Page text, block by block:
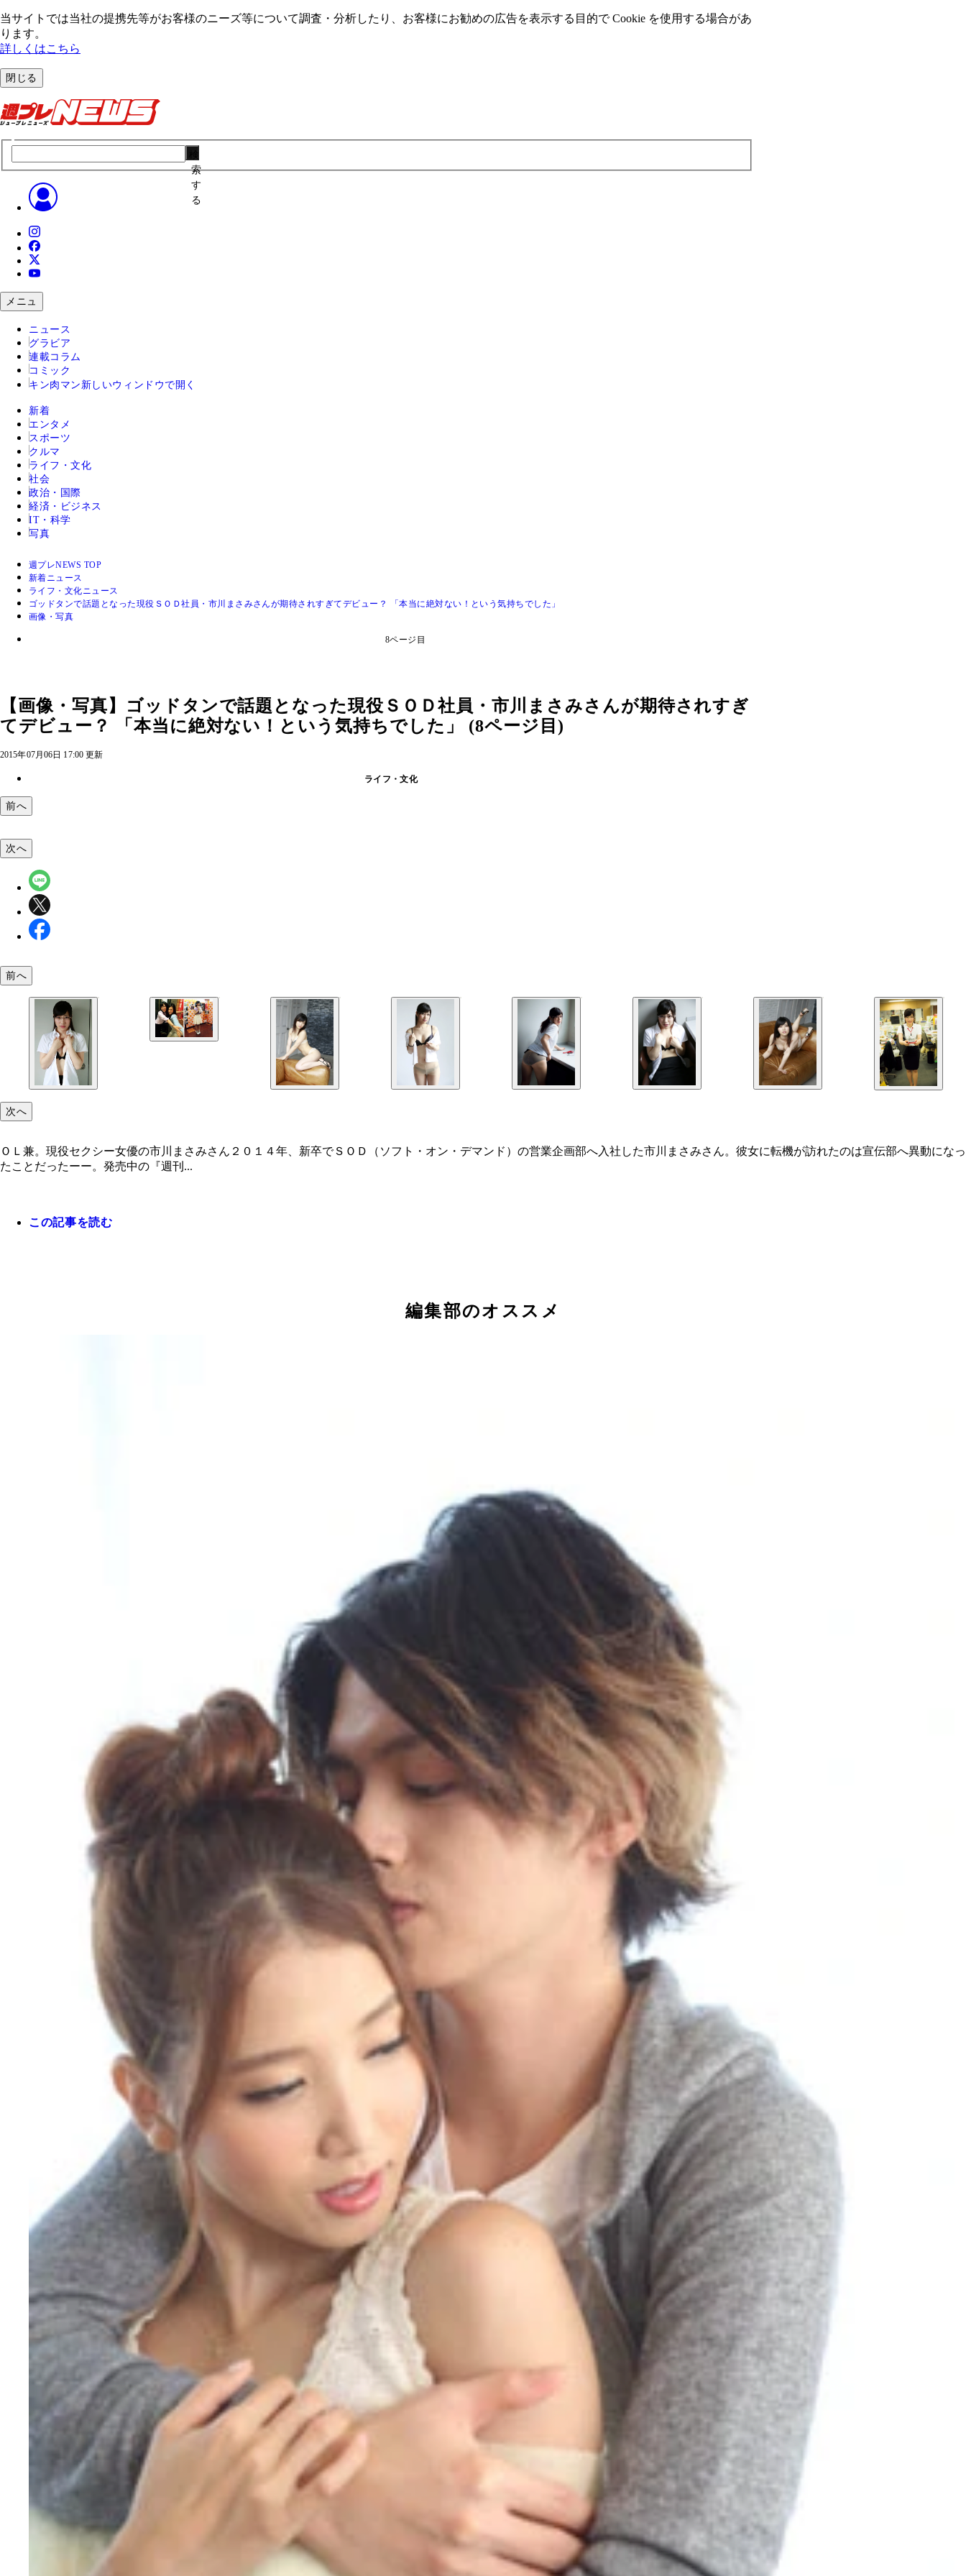
当サイトでは当社の提携先等がお客様のニーズ等について調査・分析したり、お客様にお勧めの広告を表⽰する⽬的で Cookie を使⽤する場合があ
ります。
詳しくはこちら
閉じる
索
す
る
メニュ
ニュース
グラビア
連載コラム
コミック
キン肉マン 新しいウィンドウで開く
新着
エンタメ
スポーツ
クルマ
ライフ・文化
社会
政治・国際
経済・ビジネス
IT・科学
写真
週プレNEWS TOP
新着ニュース
ライフ・文化ニュース
ゴッドタンで話題となった現役ＳＯＤ社員・市川まさみさんが期待されすぎてデビュー？ 「本当に絶対ない！という気持ちでした」
画像・写真
8ページ目
【画像・写真】ゴッドタンで話題となった現役ＳＯＤ社員・市川まさみさんが期待されすぎ
てデビュー？ 「本当に絶対ない！という気持ちでした」 (8ページ目)
2015年07月06日 17:00 更新
ライフ・文化
前へ
ＯＬ兼。現役セクシー女優の市川まさみさん
次へ
前へ
次へ
ＯＬ兼。現役セクシー女優の市川まさみさん２０１４年、新卒でＳＯＤ（ソフト・オン・デマンド）の営業企画部へ入社した市川まさみさん。彼女に転機が訪れたのは宣伝部へ異動になっ
たことだったーー。発売中の『週刊...
この記事を読む
編集部のオススメ